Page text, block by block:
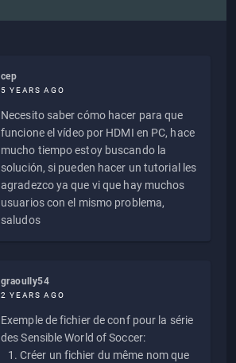
cep
5 YEARS AGO
Necesito saber cómo hacer para que
funcione el vídeo por HDMI en PC, hace
mucho tiempo estoy buscando la
solución, si pueden hacer un tutorial les
agradezco ya que vi que hay muchos
usuarios con el mismo problema,
saludos
graoully54
2 YEARS AGO
Exemple de fichier de conf pour la série
des Sensible World of Soccer:
Créer un fichier du même nom que